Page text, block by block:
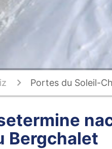
Portes du Soleil-
Bergchalet